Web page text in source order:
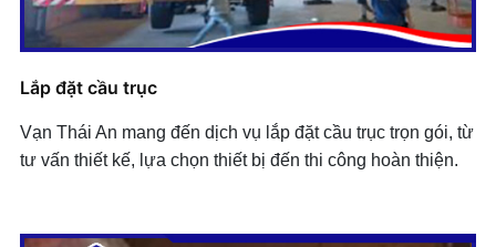
Lắp đặt cầu trục
Vạn Thái An mang đến dịch vụ lắp đặt cầu trục trọn gói, từ
tư vấn thiết kế, lựa chọn thiết bị đến thi công hoàn thiện.